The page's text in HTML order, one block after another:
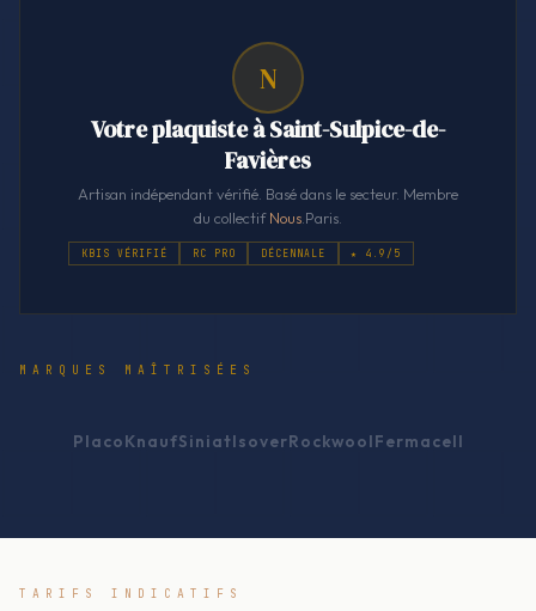
N
Votre plaquiste à Saint-Sulpice-de-
Favières
Artisan indépendant vérifié. Basé dans le secteur. Membre
du collectifNous .Paris.
KBIS VÉRIFIÉ RC PRO DÉCENNALE ★ 4.9/5
MARQUES MAÎTRISÉES
PlacoKnaufSiniatIsoverRockwoolFermacell
TARIFS INDICATIFS